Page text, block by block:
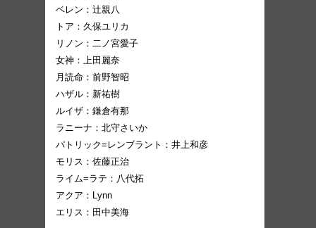
ベレン：辻親八
トア：久保ユリカ
リノン：二ノ宮愛子
女神：上田麗奈
月読命：前野智昭
ハザル：新祐樹
ルイザ：鎌倉有那
ラニーナ：北守さいか
パトリック=レンブラント：井上和彦
モリス：佐藤正治
ライム=ラテ：八代拓
アクア：Lynn
エリス：田中美海